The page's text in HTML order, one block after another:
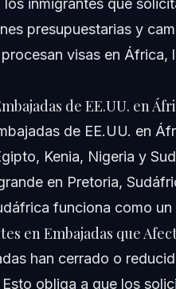
tomar los Dreamers si su cita
Law Firm
del Abogado
a un Abogado Ya
Esperar en el
inmigrantes que
presupuestarias y
visas en
de EE.UU. en
de EE.UU. en
Kenia, Nigeria y
en Pretoria,
funciona como
en Embajadas que
han cerrado o
obliga a que los